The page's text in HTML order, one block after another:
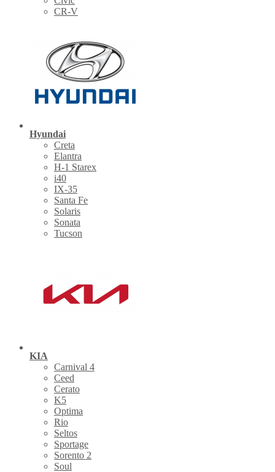
CR-V
Hyundai
Creta
Elantra
H-1 Starex
i40
IX-35
Santa Fe
Solaris
Sonata
Tucson
KIA
Carnival 4
Ceed
Cerato
K5
Optima
Rio
Seltos
Sportage
Sorento 2
Soul